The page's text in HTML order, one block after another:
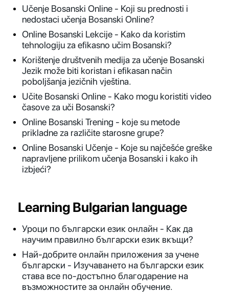
Učenje Bosanski Online - Koji su prednosti i
nedostaci učenja Bosanski Online?
Online Bosanski Lekcije - Kako da koristim
tehnologiju za efikasno učim Bosanski?
Korištenje društvenih medija za učenje Bosanski
Jezik može biti koristan i efikasan način
poboljšanja jezičnih vještina.
Učite Bosanski Online - Kako mogu koristiti video
časove za uči Bosanski?
Online Bosanski Trening - koje su metode
prikladne za različite starosne grupe?
Online Bosanski Učenje - Koje su najčešće greške
napravljene prilikom učenja Bosanski i kako ih
izbjeći?
Learning Bulgarian language
Уроци по български език онлайн - Как да
научим правилно български език вкъщи?
Най-добрите онлайн приложения за учене
български - Изучаването на български език
става все по-достъпно благодарение на
възможностите за онлайн обучение.